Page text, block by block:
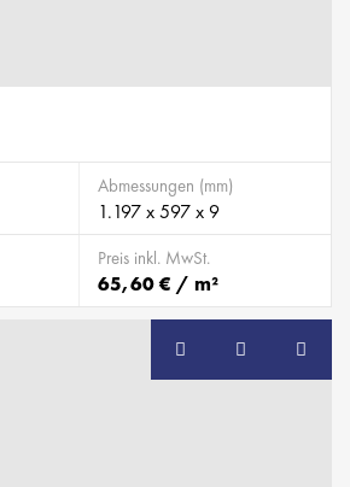
Abmessungen (mm)
1.197 x 597 x 9
Preis inkl. MwSt.
65,60 € / m²